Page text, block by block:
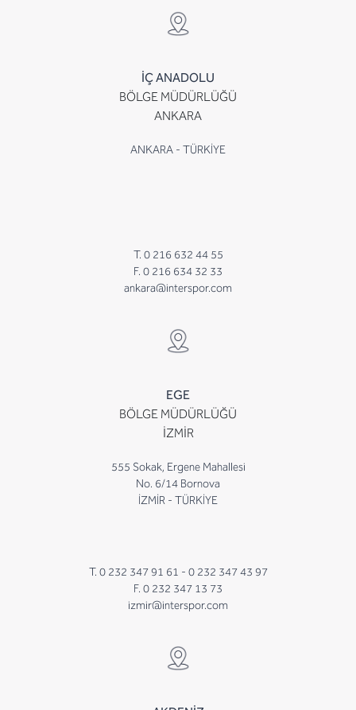
İÇ ANADOLU
BÖLGE MÜDÜRLÜĞÜ
ANKARA
ANKARA - TÜRKİYE
T. 0 216 632 44 55
F. 0 216 634 32 33
ankara@interspor.com
EGE
BÖLGE MÜDÜRLÜĞÜ
İZMİR
555 Sokak, Ergene Mahallesi
No. 6/14 Bornova
İZMİR - TÜRKİYE
T. 0 232 347 91 61 - 0 232 347 43 97
F. 0 232 347 13 73
izmir@interspor.com